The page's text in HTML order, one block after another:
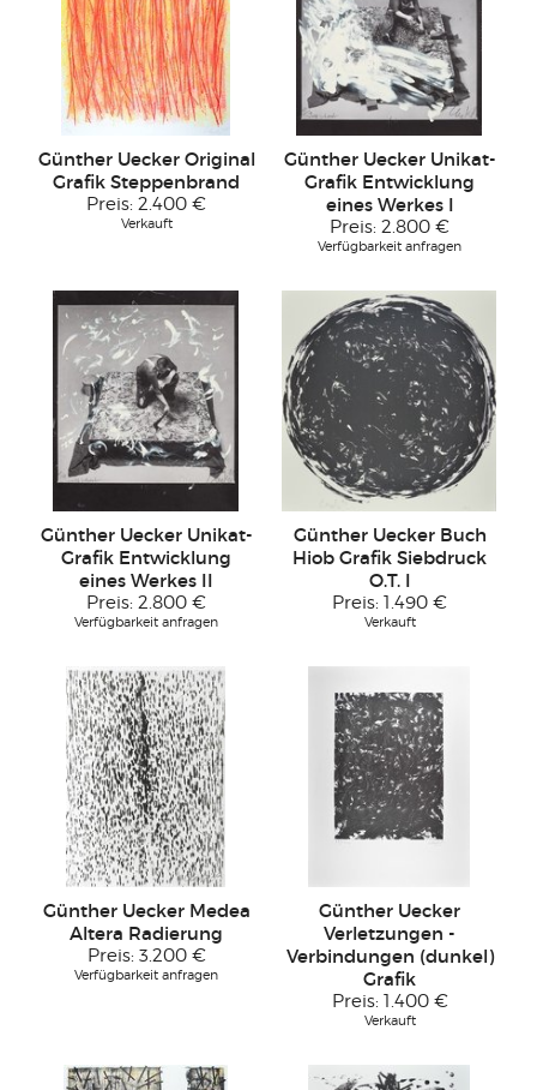
Günther Uecker Original
Grafik Steppenbrand
Preis: 2.400 €
Verkauft
Günther Uecker Unikat-
Grafik Entwicklung
eines Werkes I
Preis: 2.800 €
Verfügbarkeit anfragen
Günther Uecker Unikat-
Grafik Entwicklung
eines Werkes II
Preis: 2.800 €
Verfügbarkeit anfragen
Günther Uecker Buch
Hiob Grafik Siebdruck
O.T. I
Preis: 1.490 €
Verkauft
Günther Uecker Medea
Altera Radierung
Preis: 3.200 €
Verfügbarkeit anfragen
Günther Uecker
Verletzungen -
Verbindungen (dunkel)
Grafik
Preis: 1.400 €
Verkauft